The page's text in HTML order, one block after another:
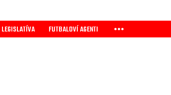
LEGISLATÍVA FUTBALOVÍ AGENTI